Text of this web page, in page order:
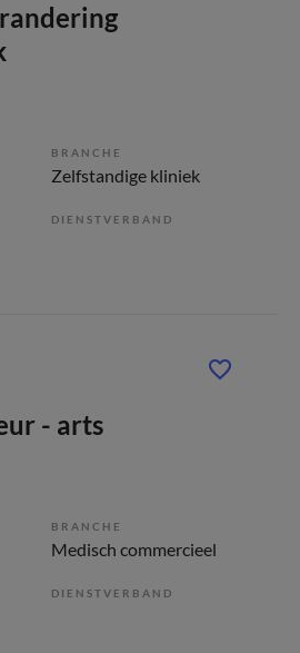
BRANCHE
Zelfstandige kliniek
DIENSTVERBAND
- arts
BRANCHE
Medisch commercieel
DIENSTVERBAND